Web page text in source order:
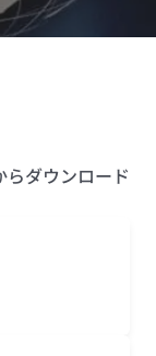
ダウンロード